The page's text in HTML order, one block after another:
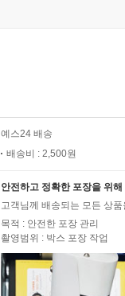
예스24 배송
배송비 : 2,500원
안전하고 정확한 포장을 위
고객님께 배송되는 모든 상
목적 : 안전한 포장 관리
촬영범위 : 박스 포장 작업